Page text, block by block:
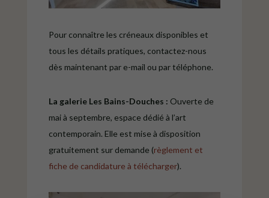
Pour connaître les créneaux disponibles et
tous les détails pratiques, contactez-nous
dès maintenant par e-mail ou par téléphone.
La galerie Les Bains-Douches : Ouverte de
mai à septembre, espace dédié à l’art
contemporain. Elle est mise à disposition
gratuitement sur demande (règlement et
fiche de candidature à télécharger).